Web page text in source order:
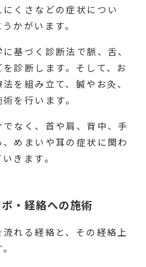
くさなどの症状につい
かがいます。
基づく診断法で脈、舌、
診断します。そして、お
を組み立て、鍼やお灸、
を行います。
なく、首や肩、背中、手
めまいや耳の症状に関わ
きます。
・経絡への施術
れる経絡と、その経絡上